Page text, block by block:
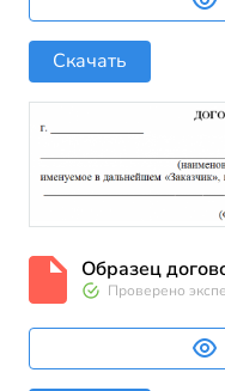
Скачать
Образец
Проверено